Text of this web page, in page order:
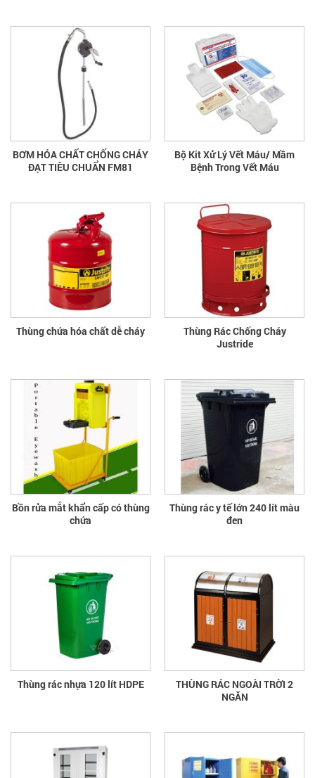
BƠM HÓA CHẤT CHỐNG CHÁY
ĐẠT TIÊU CHUẨN FM81
Bộ Kit Xử Lý Vết Máu/ Mầm
Bệnh Trong Vết Máu
Thùng chứa hóa chất dễ cháy
Thùng Rác Chống Cháy
Justride
Bồn rửa mắt khẩn cấp có thùng
chứa
Thùng rác y tế lớn 240 lít màu
đen
Thùng rác nhựa 120 lít HDPE
THÙNG RÁC NGOÀI TRỜI 2
NGĂN